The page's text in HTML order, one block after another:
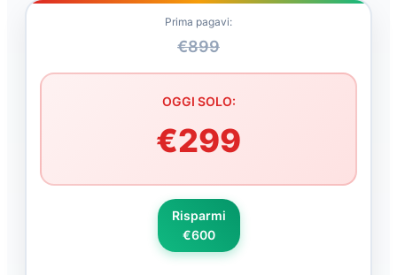
Prima pagavi:
€899
OGGI SOLO:
€299
Risparmi
€600